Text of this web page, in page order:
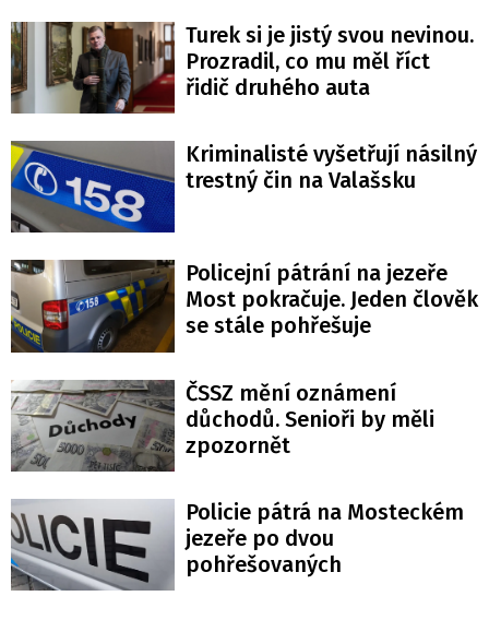
Turek si je jistý svou nevinou.
Prozradil, co mu měl říct
řidič druhého auta
Kriminalisté vyšetřují násilný
trestný čin na Valašsku
Policejní pátrání na jezeře
Most pokračuje. Jeden člověk
se stále pohřešuje
ČSSZ mění oznámení
důchodů. Senioři by měli
zpozornět
Policie pátrá na Mosteckém
jezeře po dvou
pohřešovaných